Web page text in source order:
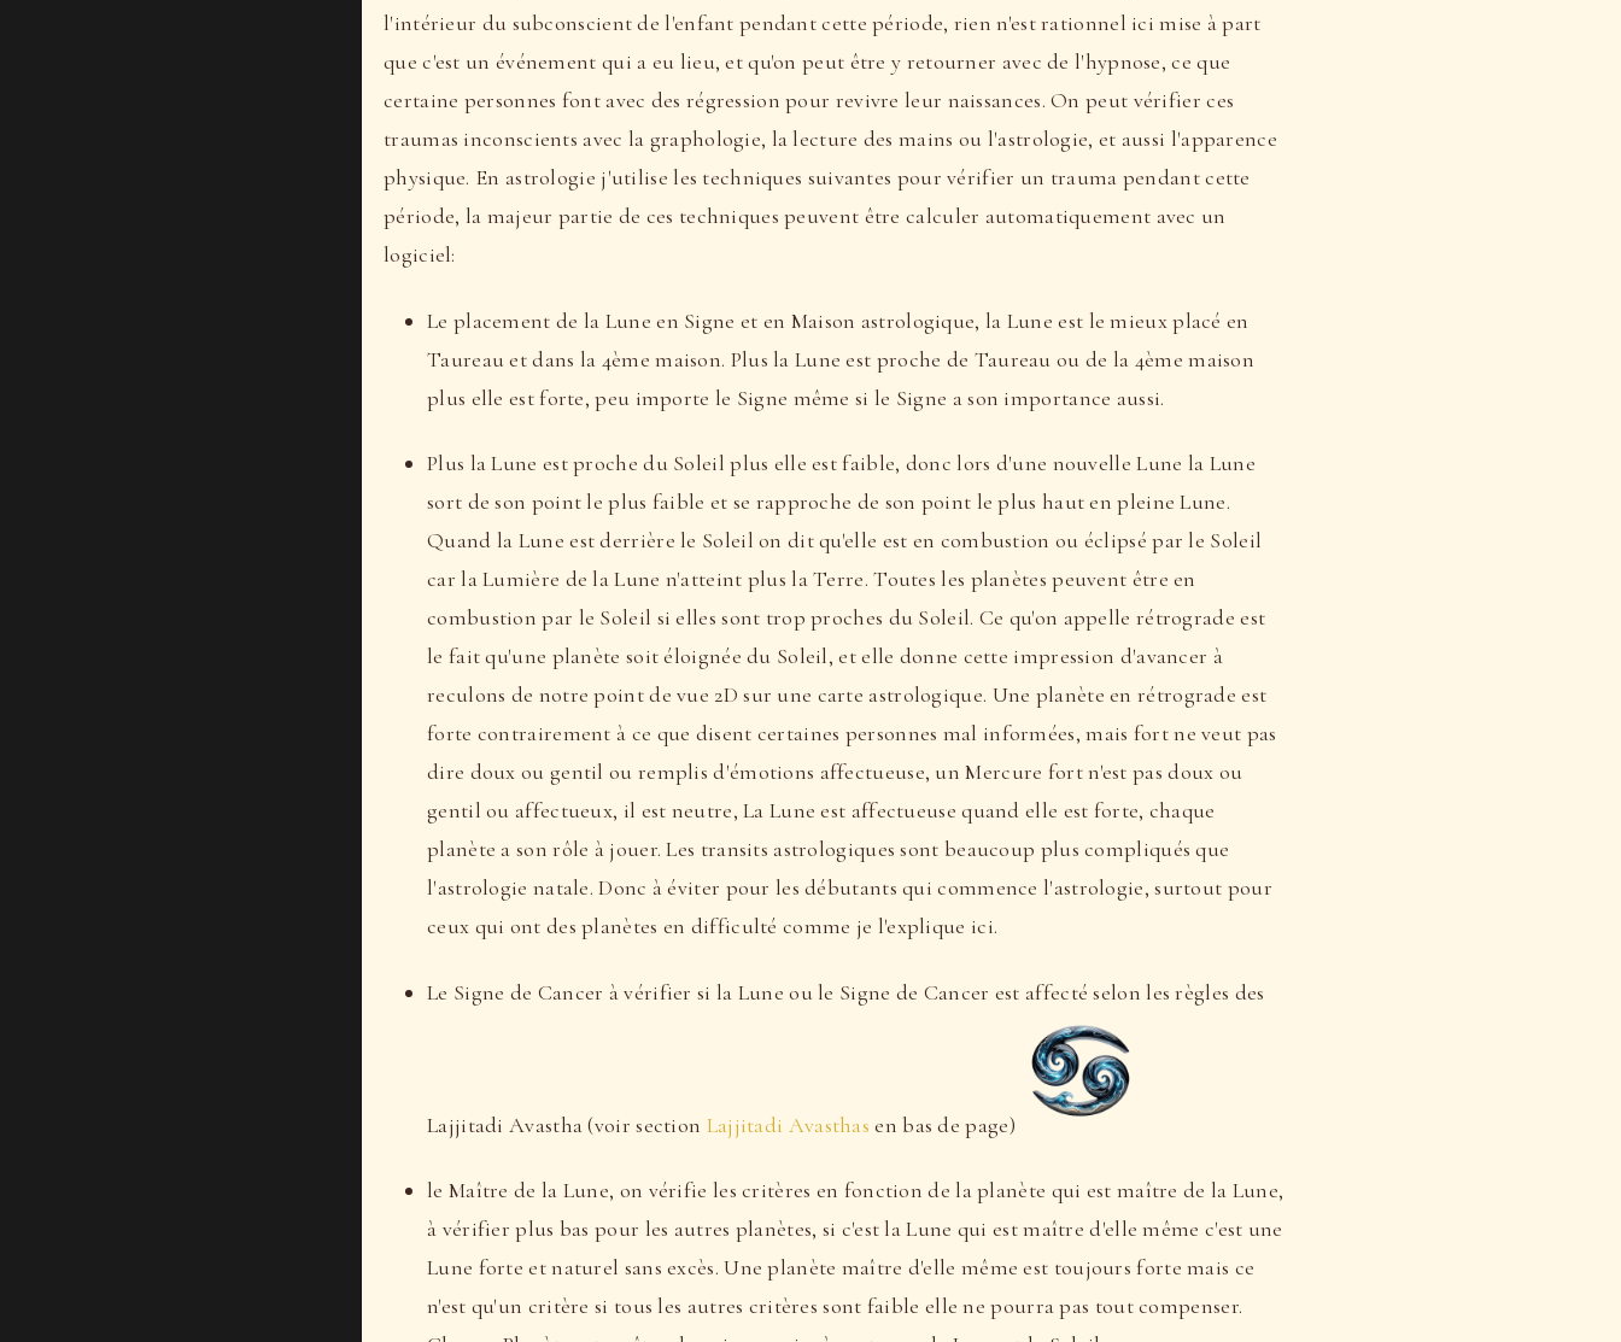
l'intérieur du subconscient de l'enfant pendant cette période, rien n'est rationnel ici mise à part
que c'est un événement qui a eu lieu, et qu'on peut être y retourner avec de l'hypnose, ce que
certaine personnes font avec des régression pour revivre leur naissances. On peut vérifier ces
traumas inconscients avec la graphologie, la lecture des mains ou l'astrologie, et aussi l'apparence
physique. En astrologie j'utilise les techniques suivantes pour vérifier un trauma pendant cette
période, la majeur partie de ces techniques peuvent être calculer automatiquement avec un
logiciel:
Le placement de la Lune en Signe et en Maison astrologique, la Lune est le mieux placé en
Taureau et dans la 4ème maison. Plus la Lune est proche de Taureau ou de la 4ème maison
plus elle est forte, peu importe le Signe même si le Signe a son importance aussi.
Plus la Lune est proche du Soleil plus elle est faible, donc lors d'une nouvelle Lune la Lune
sort de son point le plus faible et se rapproche de son point le plus haut en pleine Lune.
Quand la Lune est derrière le Soleil on dit qu'elle est en combustion ou éclipsé par le Soleil
car la Lumière de la Lune n'atteint plus la Terre. Toutes les planètes peuvent être en
combustion par le Soleil si elles sont trop proches du Soleil. Ce qu'on appelle rétrograde est
le fait qu'une planète soit éloignée du Soleil, et elle donne cette impression d'avancer à
reculons de notre point de vue 2D sur une carte astrologique. Une planète en rétrograde est
forte contrairement à ce que disent certaines personnes mal informées, mais fort ne veut pas
dire doux ou gentil ou remplis d'émotions affectueuse, un Mercure fort n'est pas doux ou
gentil ou affectueux, il est neutre, La Lune est affectueuse quand elle est forte, chaque
planète a son rôle à jouer. Les transits astrologiques sont beaucoup plus compliqués que
l'astrologie natale. Donc à éviter pour les débutants qui commence l'astrologie, surtout pour
ceux qui ont des planètes en difficulté comme je l'explique ici.
Le Signe de Cancer à vérifier si la Lune ou le Signe de Cancer est affecté selon les règles des
Lajjitadi Avastha (voir section Lajjitadi Avasthas en bas de page)
le Maître de la Lune, on vérifie les critères en fonction de la planète qui est maître de la Lune,
à vérifier plus bas pour les autres planètes, si c'est la Lune qui est maître d'elle même c'est une
Lune forte et naturel sans excès. Une planète maître d'elle même est toujours forte mais ce
n'est qu'un critère si tous les autres critères sont faible elle ne pourra pas tout compenser.